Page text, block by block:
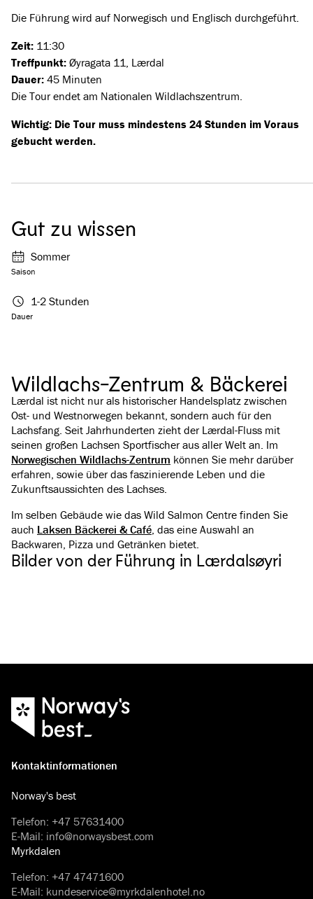
Die Führung wird auf Norwegisch und Englisch durchgeführt.
Zeit: 11:30
Treffpunkt: Øyragata 11, Lærdal
Dauer: 45 Minuten
Die Tour endet am Nationalen Wildlachszentrum.
Wichtig: Die Tour muss mindestens 24 Stunden im Voraus
gebucht werden.
Gut zu wissen
Saison
Sommer
Dauer
1-2 Stunden
Wildlachs-Zentrum & Bäckerei
Lærdal ist nicht nur als historischer Handelsplatz zwischen
Ost- und Westnorwegen bekannt, sondern auch für den
Lachsfang. Seit Jahrhunderten zieht der Lærdal-Fluss mit
seinen großen Lachsen Sportfischer aus aller Welt an. Im
Norwegischen Wildlachs-Zentrum können Sie mehr darüber
erfahren, sowie über das faszinierende Leben und die
Zukunftsaussichten des Lachses.
Im selben Gebäude wie das Wild Salmon Centre finden Sie
auch Laksen Bäckerei & Café, das eine Auswahl an
Backwaren, Pizza und Getränken bietet.
Bilder von der Führung in Lærdalsøyri
Kontaktinformationen
Norway's best
Telefon: +47 57631400
E-Mail: info@norwaysbest.com
Myrkdalen
Telefon: +47 47471600
E-Mail: kundeservice@myrkdalenhotel.no